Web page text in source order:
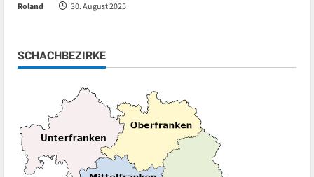
Roland 30. August 2025
SCHACHBEZIRKE